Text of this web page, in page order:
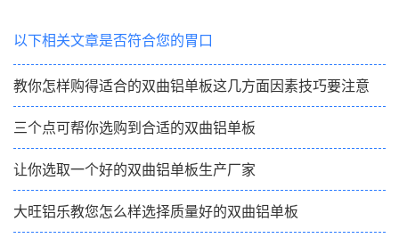
以下相关文章是否符合您的胃口
教你怎样购得适合的双曲铝单板这几方面因素技巧要注意
三个点可帮你选购到合适的双曲铝单板
让你选取一个好的双曲铝单板生产厂家
大旺铝乐教您怎么样选择质量好的双曲铝单板